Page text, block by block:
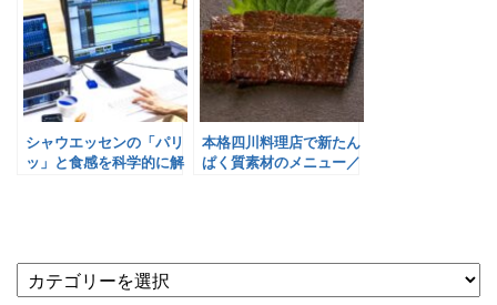
シャウエッセンの「パリ
ッ」と食感を科学的に解
本格四川料理店で新たん
ぱく質素材のメニュー／